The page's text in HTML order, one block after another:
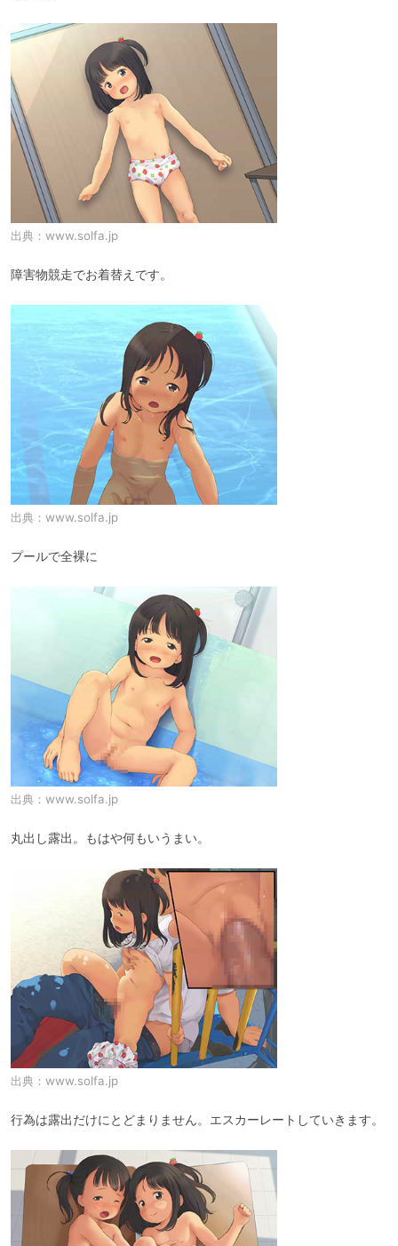
出典： www.solfa.jp
障害物競走でお着替えです。
出典： www.solfa.jp
プールで全裸に
出典： www.solfa.jp
丸出し露出。もはや何もいうまい。
出典： www.solfa.jp
行為は露出だけにとどまりません。エスカーレートしていきます。